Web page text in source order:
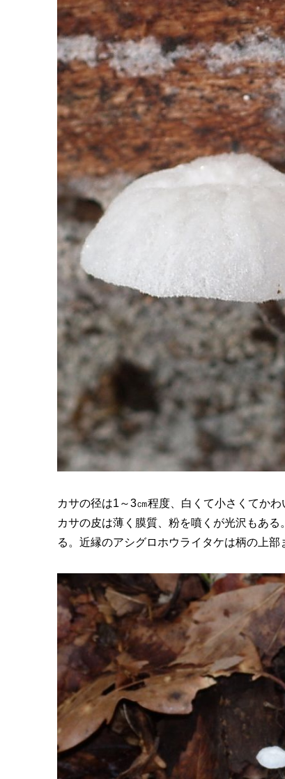
カサの径は1～3㎝程度、白くて小さくてかわ
カサの皮は薄く膜質、粉を噴くが光沢もあ
る。近縁のアシグロホウライタケは柄の上部